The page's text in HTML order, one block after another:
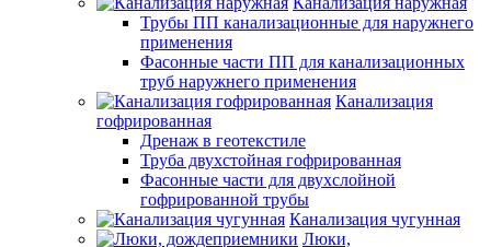
Трубы ПП канализационные для наружнего
применения
Фасонные части ПП для канализационных
труб наружнего применения
Канализация
гофрированная
Дренаж в геотекстиле
Труба двухстойная гофрированная
Фасонные части для двухслойной
гофрированной трубы
Канализация чугунная
Люки,